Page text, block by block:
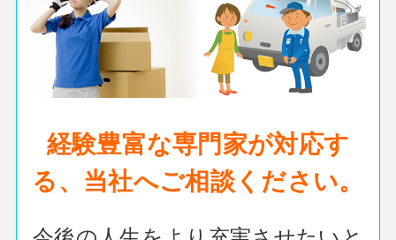
経験豊富な専門家が対応す
る、当社へご相談ください。